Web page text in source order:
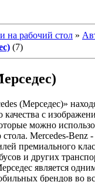
на рабочий стол »
(7)
(Мерседес)»
качества с
можно
Mercedes-Benz
премиального
и других
является
брендов во